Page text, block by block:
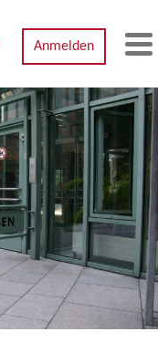
Anmelden